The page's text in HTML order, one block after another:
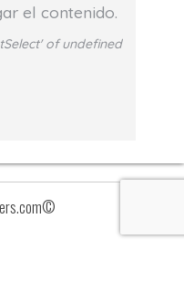
el contenido.
of undefined